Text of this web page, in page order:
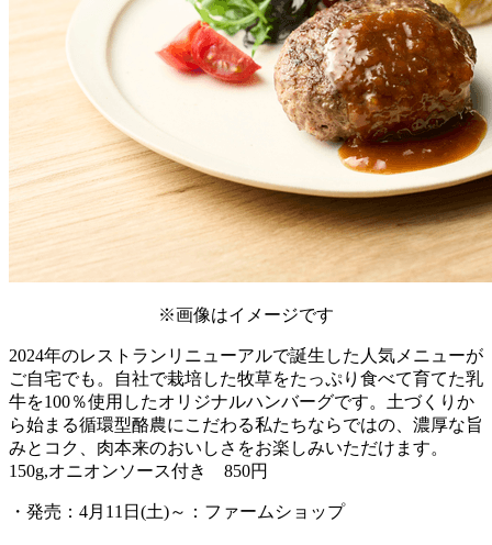
※画像はイメージです
2024年のレストランリニューアルで誕生した人気メニューが
ご自宅でも。自社で栽培した牧草をたっぷり食べて育てた乳
牛を100％使用したオリジナルハンバーグです。土づくりか
ら始まる循環型酪農にこだわる私たちならではの、濃厚な旨
みとコク、肉本来のおいしさをお楽しみいただけます。
150g,オニオンソース付き 850円
・発売：4月11日(土)～：ファームショップ